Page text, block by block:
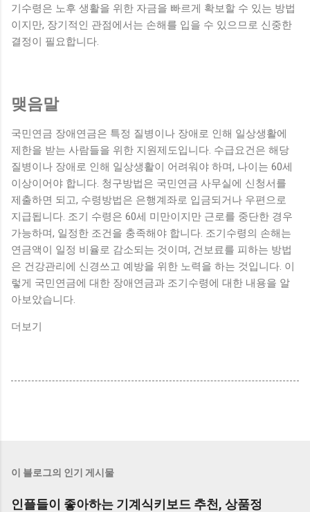
기수령은 노후 생활을 위한 자금을 빠르게 확보할 수 있는 방법
이지만, 장기적인 관점에서는 손해를 입을 수 있으므로 신중한
결정이 필요합니다.
맺음말
국민연금 장애연금은 특정 질병이나 장애로 인해 일상생활에
제한을 받는 사람들을 위한 지원제도입니다. 수급요건은 해당
질병이나 장애로 인해 일상생활이 어려워야 하며, 나이는 60세
이상이어야 합니다. 청구방법은 국민연금 사무실에 신청서를
제출하면 되고, 수령방법은 은행계좌로 입금되거나 우편으로
지급됩니다. 조기 수령은 60세 미만이지만 근로를 중단한 경우
가능하며, 일정한 조건을 충족해야 합니다. 조기수령의 손해는
연금액이 일정 비율로 감소되는 것이며, 건보료를 피하는 방법
은 건강관리에 신경쓰고 예방을 위한 노력을 하는 것입니다. 이
렇게 국민연금에 대한 장애연금과 조기수령에 대한 내용을 알
아보았습니다.
더보기
이 블로그의 인기 게시물
인플들이 좋아하는 기계식키보드 추천, 상품정